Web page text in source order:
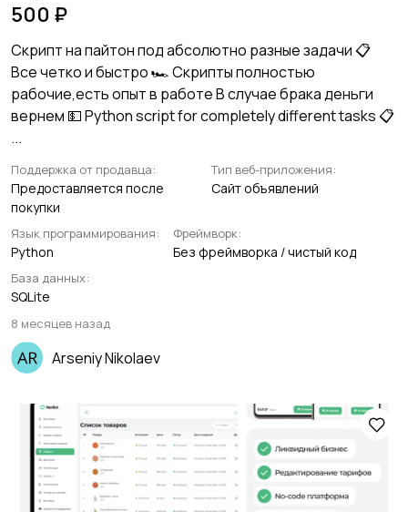
500 ₽
Скрипт на пайтон под абсолютно разные задачи 📋
Все четко и быстро 🏎️ Скрипты полностью
рабочие,есть опыт в работе В случае брака деньги
вернем 💵 Python script for completely different tasks 📋
...
Поддержка от продавца:
Предоставляется после
покупки
Тип веб-приложения:
Сайт объявлений
Язык программирования:
Python
Фреймворк:
Без фреймворка / чистый код
База данных:
SQLite
8 месяцев назад
Arseniy Nikolaev